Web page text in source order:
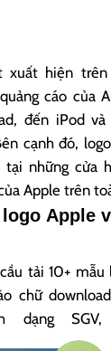
xuất hiện
cáo của
đến iPod
cạnh đó,
tại những cửa
Apple trên
logo Apple
tải 10+
chữ
dạng SGV,